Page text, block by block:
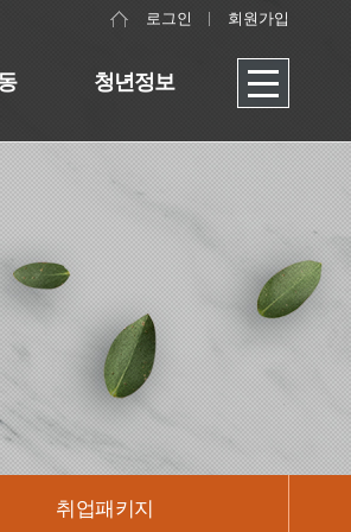
로그인 회원가입
청년정보
취업패키지